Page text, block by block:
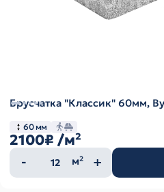
Брусчатка "Классик" 60мм,
60 мм
2100₽ /м²
Количество
товара
м²